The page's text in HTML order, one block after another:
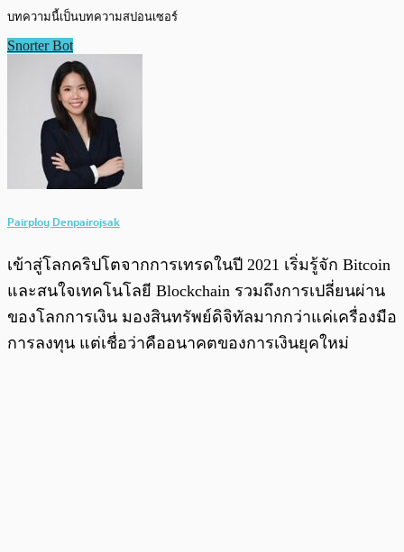
บทความนี้เป็นบทความสปอนเซอร์
Snorter Bot
Pairploy Denpairojsak
เข้าสู่โลกคริปโตจากการเทรดในปี 2021 เริ่มรู้จัก Bitcoin
และสนใจเทคโนโลยี Blockchain รวมถึงการเปลี่ยนผ่าน
ของโลกการเงิน มองสินทรัพย์ดิจิทัลมากกว่าแค่เครื่องมือ
การลงทุน แต่เชื่อว่าคืออนาคตของการเงินยุคใหม่